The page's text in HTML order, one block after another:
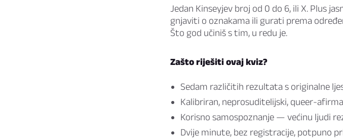
Jedan Kinseyjev broj od 0 do 6, ili X. Plus
gnjaviti o oznakama ili gurati prema
Što god učiniš s tim, u redu je.
Zašto riješiti ovaj kviz?
Sedam različitih rezultata s originalne
Kalibriran, neprosuditelijski, queer-
Korisno samospoznanje — većinu ljudi
Dvije minute, bez registracije, potpuno